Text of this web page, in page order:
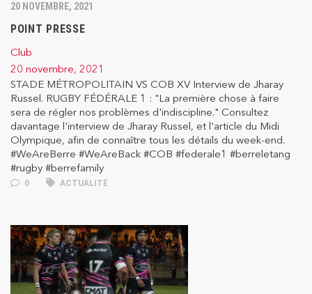
20 NOVEMBRE, 2021
POINT PRESSE
Club
20 novembre, 2021
STADE MÉTROPOLITAIN VS COB XV Interview de Jharay
Russel. RUGBY FÉDÉRALE 1 : "La première chose à faire
sera de régler nos problèmes d'indiscipline." Consultez
davantage l'interview de Jharay Russel, et l'article du Midi
Olympique, afin de connaître tous les détails du week-end.
#WeAreBerre #WeAreBack #COB #federale1 #berreletang
#rugby #berrefamily
0 ACTUALITÉ